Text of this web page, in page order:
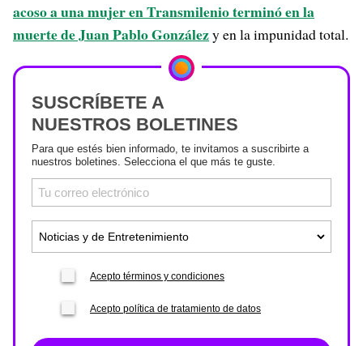
acoso a una mujer en Transmilenio terminó en la
muerte de Juan Pablo Gonzálezy en la impunidad total.
SUSCRÍBETE A
NUESTROS BOLETINES
Para que estés bien informado, te invitamos a suscribirte a
nuestros boletines. Selecciona el que más te guste.
Acepto términos y condiciones
Acepto política de tratamiento de datos